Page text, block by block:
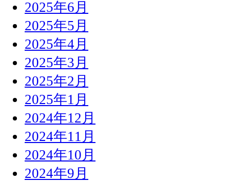
2025年6月
2025年5月
2025年4月
2025年3月
2025年2月
2025年1月
2024年12月
2024年11月
2024年10月
2024年9月